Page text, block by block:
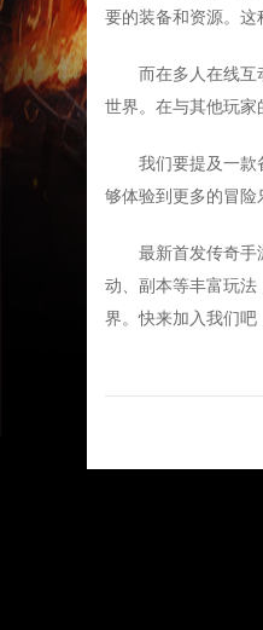
要的装备和资源。这
而在多人在线
世界。在与其他玩家
我们要提及一款
够体验到更多的冒险
最新首发传奇手
动、副本等丰富玩
界。快来加入我们吧